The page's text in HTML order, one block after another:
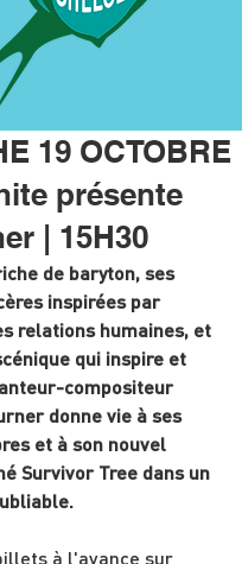
19 OCTOBRE
présente
| 15H30
de baryton, ses
inspirées par
relations humaines, et
qui inspire et
compositeur
donne vie à ses
et à son nouvel
Survivor Tree dans un
à l'avance sur